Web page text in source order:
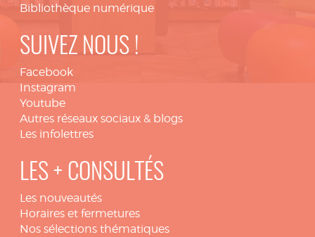
Bibliothèque numérique
SUIVEZ NOUS !
Facebook
Instagram
Youtube
Autres réseaux sociaux & blogs
Les infolettres
LES + CONSULTÉS
Les nouveautés
Horaires et fermetures
Nos sélections thématiques